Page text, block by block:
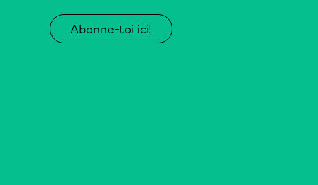
Abonne-toi ici!